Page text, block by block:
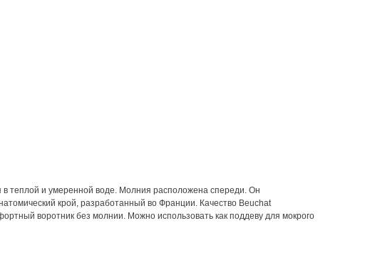
в теплой и умеренной воде. Молния расположена спереди. Он
крой, разработанный во Франции. Качество Beuchat
воротник без молнии. Можно использовать как поддеву для мокрого